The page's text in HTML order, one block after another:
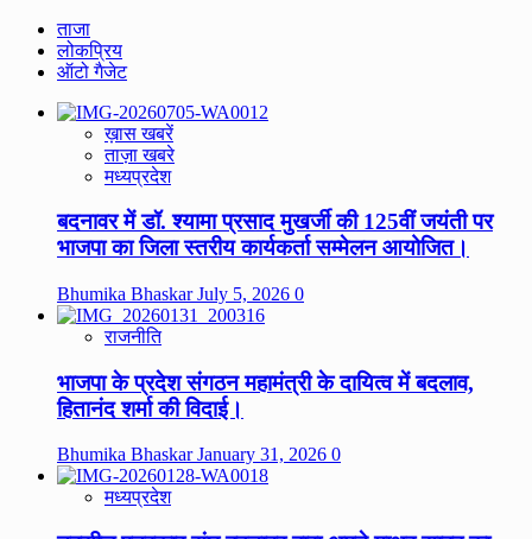
ताजा
लोकप्रिय
ऑटो गैजेट
ख़ास खबरें
ताज़ा खबरे
मध्यप्रदेश
बदनावर में डॉ. श्यामा प्रसाद मुखर्जी की 125वीं जयंती पर
भाजपा का जिला स्तरीय कार्यकर्ता सम्मेलन आयोजित।
Bhumika BhaskarJuly 5, 2026 0
राजनीति
भाजपा के प्रदेश संगठन महामंत्री के दायित्व में बदलाव,
हितानंद शर्मा की विदाई।
Bhumika BhaskarJanuary 31, 2026 0
मध्यप्रदेश